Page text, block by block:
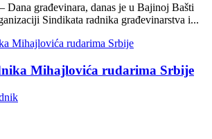
Dana građevinara, danas je u Bajinoj Bašti
Sindikata radnika građevinarstva i...
Mihajlovića rudarima Srbije